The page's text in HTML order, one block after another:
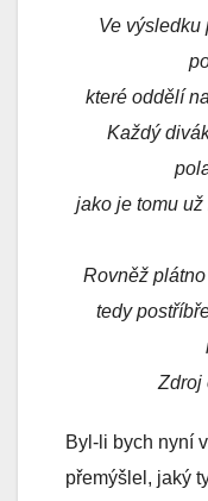
Ve výsledku
které oddělí
Každý
jako je tomu
Rovněž
tedy
Zdroj
Byl-li bych nyní
přemýšlel, jaký